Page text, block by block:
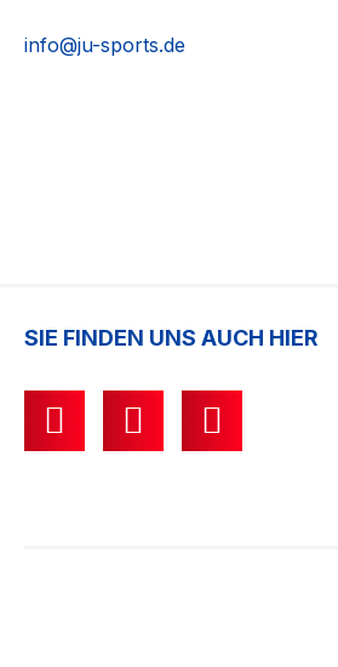
info@ju-sports.de
SIE FINDEN UNS AUCH HIER